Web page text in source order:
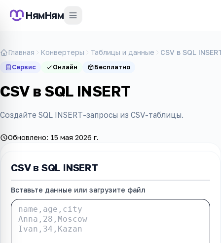
НямНям
Главная Конвертеры Таблицы и данные CSV в SQL
Сервис Онлайн Бесплатно
CSV в SQL INSERT
Создайте SQL INSERT-запросы из CSV-таблицы.
Обновлено: 15 мая 2026 г.
CSV в SQL INSERT
Вставьте данные или загрузите файл